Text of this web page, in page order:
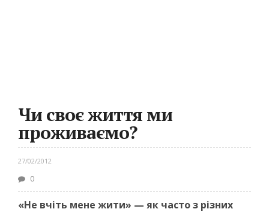
Чи своє життя ми
проживаємо?
27/02/2012
0
«Не вчіть мене жити» — як часто з різних